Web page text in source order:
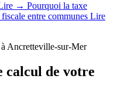
→ Pourquoi la taxe
entre communes Lire
Ancretteville-sur-Mer
calcul de votre